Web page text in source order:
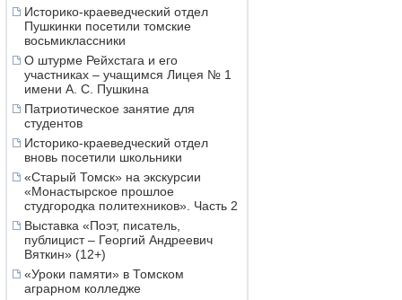
Историко-краеведческий отдел
Пушкинки посетили томские
восьмиклассники
О штурме Рейхстага и его
участниках – учащимся Лицея № 1
имени А. С. Пушкина
Патриотическое занятие для
студентов
Историко-краеведческий отдел
вновь посетили школьники
«Старый Томск» на экскурсии
«Монастырское прошлое
студгородка политехников». Часть 2
Выставка «Поэт, писатель,
публицист – Георгий Андреевич
Вяткин» (12+)
«Уроки памяти» в Томском
аграрном колледже